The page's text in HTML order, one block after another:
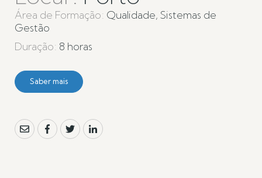
Área de Formação Qualidade, Sistemas de
Gestão
Duração 8 horas
saber mais